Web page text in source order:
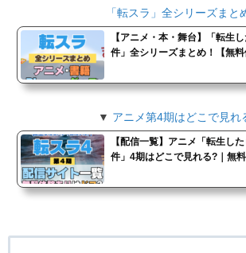
「転スラ」全シリーズまと
【アニメ・本・舞台】「転生
件」全シリーズまとめ！【無
▼ アニメ第4期はどこで見れ
【配信一覧】アニメ「転生し
件」4期はどこで見れる?｜無